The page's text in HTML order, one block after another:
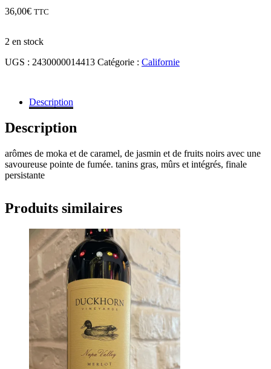
36,00€ TTC
2 en stock
UGS : 2430000014413 Catégorie : Californie
Description
Description
arômes de moka et de caramel, de jasmin et de fruits noirs avec une
savoureuse pointe de fumée. tanins gras, mûrs et intégrés, finale
persistante
Produits similaires